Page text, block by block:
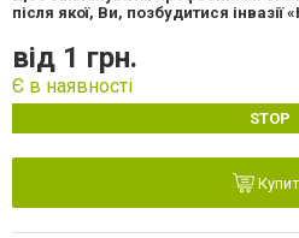
після якої, Ви, позбудитися інвазії
від 1 грн.
Є в наявності
STOP